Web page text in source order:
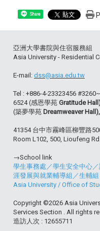
Share
亞洲大學書院與住宿服務組
Asia University - Residential
E-mail: dss@asia.edu.tw
Tel : +886-4-23323456
6524 (感恩學苑 Gratitude
(築夢學苑 Dreamweaver Hall),
41354 台中市霧峰區柳豐路
Room L102, 500, Lioufeng
→School link
學生事務處 ／學生安全中心 ／
涯發展與就業輔導組 ／生輔組
Asia University / Office of
Copyright ©2026 Asia
Services Section . All rights
造訪人次 : 12655711